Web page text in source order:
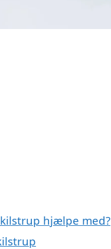
hjælpe med?